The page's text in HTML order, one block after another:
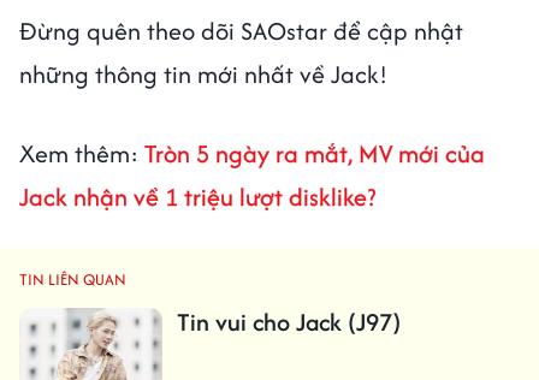
Đừng quên theo dõi SAOstar để cập nhật
những thông tin mới nhất về Jack!
Xem thêm: Tròn 5 ngày ra mắt, MV mới của
Jack nhận về 1 triệu lượt disklike?
TIN LIÊN QUAN
Tin vui cho Jack (J97)